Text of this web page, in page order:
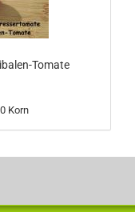
Tomate
Korn